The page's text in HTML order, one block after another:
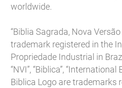
worldwide.
“Biblia Sagrada, Nova
trademark registered in the
Propriedade Industrial in
“NVI”, “Biblica”,
Biblica Logo are trademarks